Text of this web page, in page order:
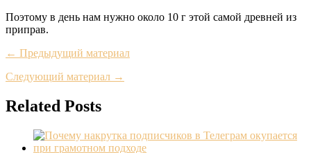
Поэтому в день нам нужно около 10 г этой самой древней из
приправ.
← Предыдущий материал
Следующий материал →
Related Posts